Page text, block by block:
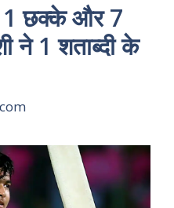
छक्के और 7
ने 1 शताब्दी के